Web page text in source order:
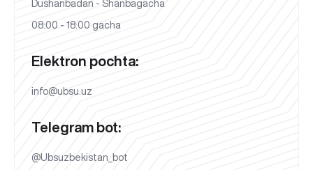
Dushanbadan - Shanbagacha
08:00 - 18:00 gacha
Elektron pochta:
info@ubsu.uz
Telegram bot:
@Ubsuzbekistan_bot